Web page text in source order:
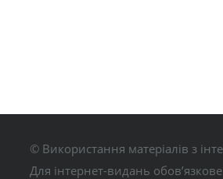
© Використання матеріалів з
Для інтернет-видань